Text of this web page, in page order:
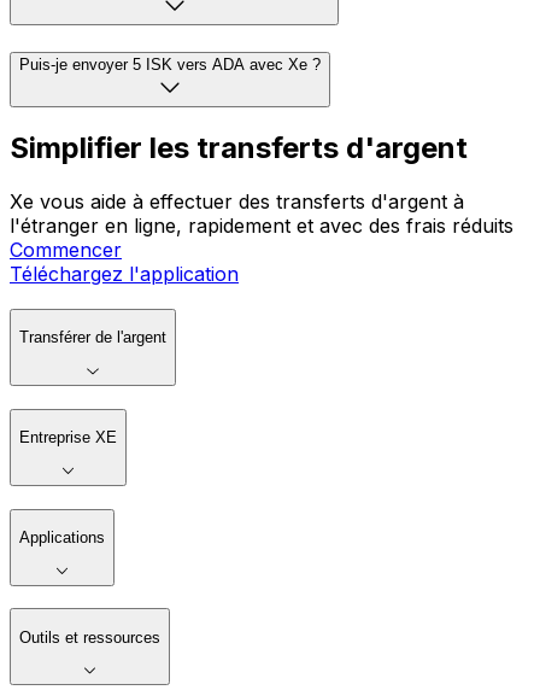
Puis-je envoyer 5 ISK vers ADA avec Xe ?
Simplifier les transferts d'argent
Xe vous aide à effectuer des transferts d'argent à
l'étranger en ligne, rapidement et avec des frais réduits
Commencer
Téléchargez l'application
Transférer de l'argent
Entreprise XE
Applications
Outils et ressources